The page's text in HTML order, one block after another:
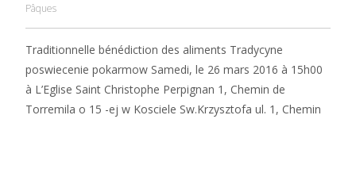
Pâques
Traditionnelle bénédiction des aliments Tradycyne
poswiecenie pokarmow Samedi, le 26 mars 2016 à 15h00
à L’Eglise Saint Christophe Perpignan 1, Chemin de
Torremila o 15 -ej w Kosciele Sw.Krzysztofa ul. 1, Chemin